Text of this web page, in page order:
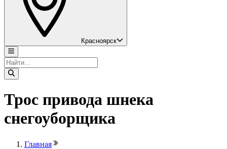
Красноярск
Трос привода шнека
снегоуборщика
Главная